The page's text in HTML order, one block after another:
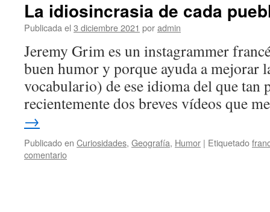
La idiosincrasia de cada
Publicada el 3 diciembre 2021 poradmin
Jeremy Grim es un instagrammer
buen humor y porque ayuda a mejorar
vocabulario) de ese idioma del que tan
recientemente dos breves vídeos que
→
Publicado en Curiosidades, Geografía, Humor | Etiquetado
comentario